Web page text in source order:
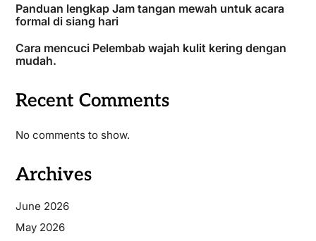
Panduan lengkap Jam tangan mewah untuk acara
formal di siang hari
Cara mencuci Pelembab wajah kulit kering dengan
mudah.
Recent Comments
No comments to show.
Archives
June 2026
May 2026